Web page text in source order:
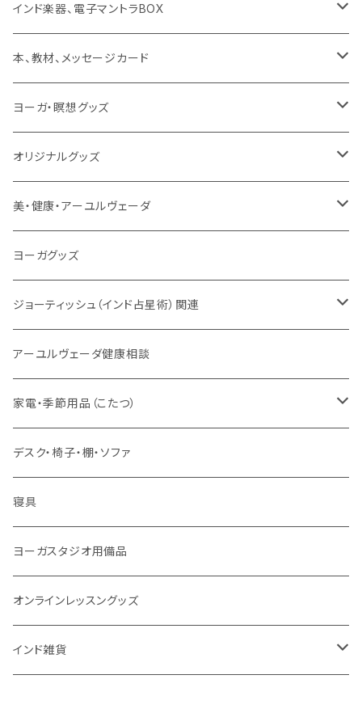
ミュージック
動画
本／資料（PDFデータ）
トウドウ作品
般若心経
マントラ（ヴェーダ）
イミー・ウーイ・メッセージ
ヴェーダプラカーシャ・トウドウ
サンスクリット讃歌、叙事詩
インド古典音楽
ほか
インド楽器、電子マントラBOX
タンブーラ（オンデマンド/海外直送）
電子タンブーラ
マントラBOX
本、教材、メッセージカード
本
ヴェーダプラカーシャ・トウドウ著作
サンスクリット教材
ヨーガ・瞑想グッズ
シンギングボール
チベタンベル、ティンシャ
線香
法具・珠数・神仏象
ヤントラ
宝石
雑貨
ブランケット
オリジナルグッズ
Tシャツ
VEDAヤントラロゴ入り
スマホケース
VEDA CENTER ヤントラロゴ入り
美・健康・アーユルヴェーダ
健康全般/アーユルヴェーダ
ボディケア
ヘアケア
アイドロップ
点鼻オイル
オーガニック・アーユルヴェーダ
ヨーガ / 瞑想
毎日の生活目的
女性ケア
男性ケア
ヨーガグッズ
ジョーティッシュ（インド占星術）関連
総合相談
３問コース
５問コース
相性診断
長期予測
誕生時間選定
大まかな誕生時間
誕生時間不明
ヤジニャ / 宝石 / マントラ / 名付け
吉日選定
アーユルヴェーダ健康相談
家電・季節用品（こたつ）
季節・空調家電
こたつ・こたつ用品
デスク・椅子・棚・ソファ
寝具
ヨーガスタジオ用備品
オンラインレッスングッズ
インド雑貨